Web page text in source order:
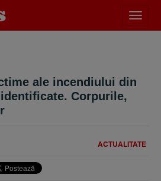
meniu
ale incendiului din
Corpurile,
ACTUALITATE